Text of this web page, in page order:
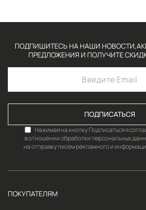
ПОДПИШИТЕСЬ НА НАШИ
ПРЕДЛОЖЕНИЯ И ПОЛУЧИТЕ
ПОДПИСАТЬСЯ
Нажимая на кнопку Подписаться я
в отношении обработки персональных
на отправку писем рекламного и
ПОКУПАТЕЛЯМ